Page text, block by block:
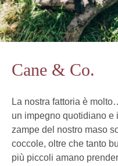
Cane & Co.
La nostra fattoria è
un impegno quotidiano e
zampe del nostro maso
coccole, oltre che tanto
più piccoli amano